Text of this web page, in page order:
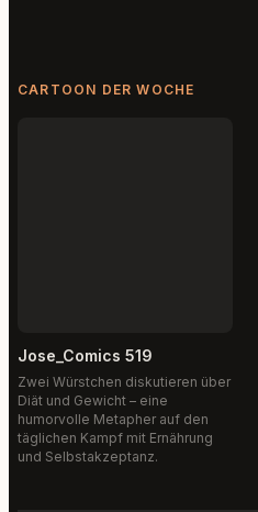
CARTOON DER WOCHE
Jose_Comics 519
Zwei Würstchen diskutieren über
Diät und Gewicht – eine
humorvolle Metapher auf den
täglichen Kampf mit Ernährung
und Selbstakzeptanz.